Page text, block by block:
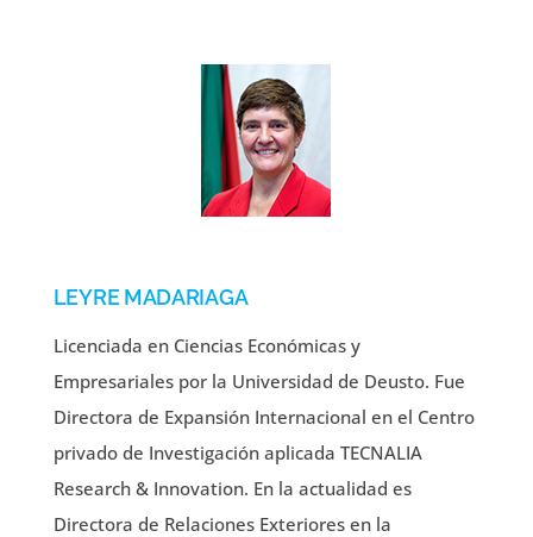
LEYRE MADARIAGA
Licenciada en Ciencias Económicas y
Empresariales por la Universidad de Deusto. Fue
Directora de Expansión Internacional en el Centro
privado de Investigación aplicada TECNALIA
Research & Innovation. En la actualidad es
Directora de Relaciones Exteriores en la